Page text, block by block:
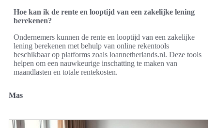
Hoe kan ik de rente en looptijd van een zakelijke lening
berekenen?
Ondernemers kunnen de rente en looptijd van een zakelijke
lening berekenen met behulp van online rekentools
beschikbaar op platforms zoals loannetherlands.nl. Deze tools
helpen om een nauwkeurige inschatting te maken van
maandlasten en totale rentekosten.
Mas